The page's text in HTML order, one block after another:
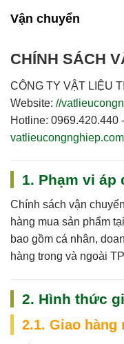
Vận chuyển
CHÍNH SÁCH
CÔNG TY VẬT LIỆU
Website: //
Hotline: 0969.420.440
1. Phạm vi áp
Chính sách vận
hàng mua sản phẩm
bao gồm cá nhân,
hàng trong và ngoài
2. Hình thức
2.1. Giao hàng